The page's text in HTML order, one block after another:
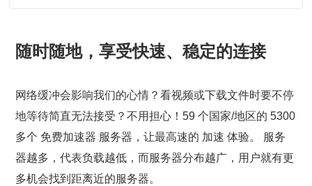
随时随地，享受快速、稳定的连接
网络缓冲会影响我们的心情？看视频或下载文件时要不停
地等待简直无法接受？不用担心！59 个国家/地区的 5300
多个 免费加速器 服务器，让最高速的 加速 体验。 服务
器越多，代表负载越低，而服务器分布越广，用户就有更
多机会找到距离近的服务器。